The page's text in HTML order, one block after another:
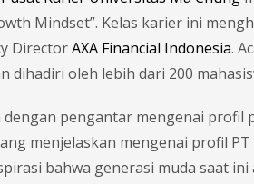
Mindset”. Kelas karier ini
DirectorAXA Financial Indonesia.
dihadiri oleh lebih dari 200
pengantar mengenai profil
menjelaskan mengenai profil
bahwa generasi muda saat